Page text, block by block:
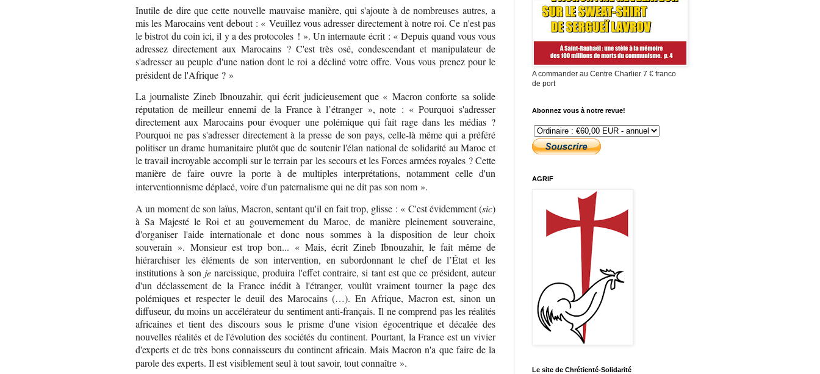
Inutile de dire que cette nouvelle mauvaise manière, qui s'ajoute à de nombreuses autres, a
mis les Marocains vent debout : « Veuillez vous adresser directement à notre roi. Ce n'est pas
le bistrot du coin ici, il y a des protocoles ! ». Un internaute écrit : « Depuis quand vous vous
adressez directement aux Marocains ? C'est très osé, condescendant et manipulateur de
s'adresser au peuple d'une nation dont le roi a décliné votre offre. Vous vous prenez pour le
président de l'Afrique ? »
La journaliste Zineb Ibnouzahir, qui écrit judicieusement que « Macron conforte sa solide
réputation de meilleur ennemi de la France à l’étranger », note : « Pourquoi s'adresser
directement aux Marocains pour évoquer une polémique qui fait rage dans les médias ?
Pourquoi ne pas s'adresser directement à la presse de son pays, celle-là même qui a préféré
politiser un drame humanitaire plutôt que de soutenir l'élan national de solidarité au Maroc et
le travail incroyable accompli sur le terrain par les secours et les Forces armées royales ? Cette
manière de faire ouvre la porte à de multiples interprétations, notamment celle d'un
interventionnisme déplacé, voire d'un paternalisme qui ne dit pas son nom ».
A un moment de son laïus, Macron, sentant qu'il en fait trop, glisse : « C'est évidemment (sic)
à Sa Majesté le Roi et au gouvernement du Maroc, de manière pleinement souveraine,
d'organiser l'aide internationale et donc nous sommes à la disposition de leur choix
souverain ». Monsieur est trop bon... « Mais, écrit Zineb Ibnouzahir, le fait même de
hiérarchiser les éléments de son intervention, en subordonnant le chef de l’État et les
institutions à son jenarcissique, produira l'effet contraire, si tant est que ce président, auteur
d'un déclassement de la France inédit à l'étranger, voulût vraiment tourner la page des
polémiques et respecter le deuil des Marocains (…). En Afrique, Macron est, sinon un
diffuseur, du moins un accélérateur du sentiment anti-français. Il ne comprend pas les réalités
africaines et tient des discours sous le prisme d'une vision égocentrique et décalée des
nouvelles réalités et de l'évolution des sociétés du continent. Pourtant, la France est un vivier
d'experts et de très bons connaisseurs du continent africain. Mais Macron n'a que faire de la
parole des experts. Il est visiblement seul à tout savoir, tout connaître ».
A commander au Centre Charlier 7 € franco
de port
Abonnez vous à notre revue!
AGRIF
Le site de Chrétienté-Solidarité